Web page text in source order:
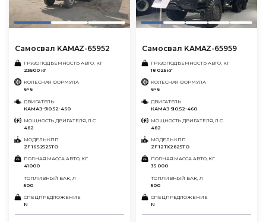
Самосвал KAMAZ-65952
ГРУЗОПОДЪЕМНОСТЬ АВТО, КГ
23500 кг
КОЛЕСНАЯ ФОРМУЛА
6×6
ДВИГАТЕЛЬ
КАМАЗ-910.52-460
МОЩНОСТЬ ДВИГАТЕЛЯ, Л.С.
482
МОДЕЛЬ КПП
ZF 16S2525TO
ПОЛНАЯ МАССА АВТО, КГ
41000
ТОПЛИВНЫЙ БАК, Л
500
СПЕЦПРЕДЛОЖЕНИЕ
N
Самосвал KAMAZ-65959
ГРУЗОПОДЪЕМНОСТЬ АВТО, КГ
18 025 кг
КОЛЕСНАЯ ФОРМУЛА
6×6
ДВИГАТЕЛЬ
КАМАЗ 910.52-460
МОЩНОСТЬ ДВИГАТЕЛЯ, Л.С.
482
МОДЕЛЬ КПП
ZF 12TX2825TO
ПОЛНАЯ МАССА АВТО, КГ
35 000
ТОПЛИВНЫЙ БАК, Л
500
СПЕЦПРЕДЛОЖЕНИЕ
N